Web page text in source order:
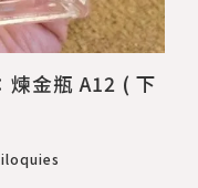
金瓶 A12 ( 下